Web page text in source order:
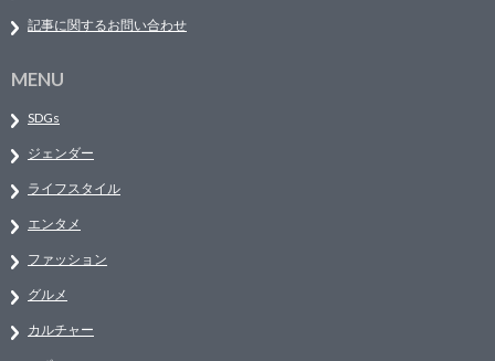
記事に関するお問い合わせ
MENU
SDGs
ジェンダー
ライフスタイル
エンタメ
ファッション
グルメ
カルチャー